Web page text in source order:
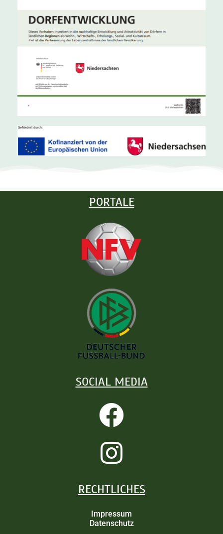
PORTALE
SOCIAL MEDIA
RECHTLICHES
Impressum
Datenschutz